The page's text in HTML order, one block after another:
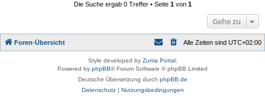
Die Suche ergab 0 Treffer • Seite 1von 1
Gehe zu
Foren-Übersicht Alle Zeiten sind UTC+02:00
Style developed by Zuma Portal ,
Powered by phpBB® Forum Software © phpBB Limited
Deutsche Übersetzung durch phpBB.de
Datenschutz| Nutzungsbedingungen